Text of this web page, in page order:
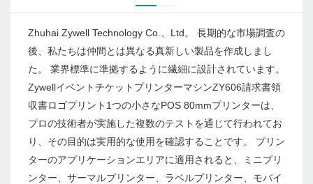
Zhuhai Zywell Technology Co.、Ltd。 長期的な市場調査の
後、私たちは仲間とは異なる真新しい製品を作成しまし
た。 業界標準に準拠するように繊細に設計されています。
ZywellイベントチケットプリンターマシンZY606請求書領
収書ロゴプリント1つの小さなPOS 80mmプリンターは、
プロの技術者が実施した複数のテストを通じて行われてお
り、その目的は実用的な使用を確認することです。 プリン
ターのアプリケーションエリアに適用されると、ミニプリ
ンター、サーマルプリンター、ラベルプリンター、モバイ